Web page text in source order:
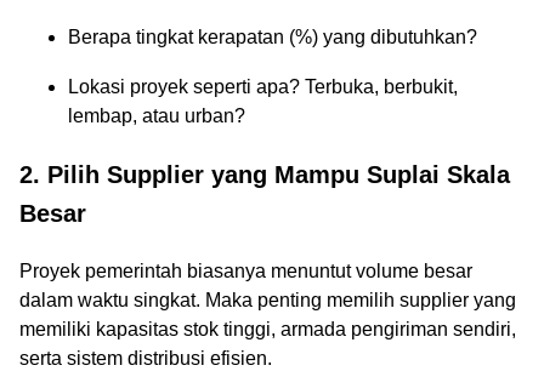
Berapa tingkat kerapatan (%) yang dibutuhkan?
Lokasi proyek seperti apa? Terbuka, berbukit,
lembap, atau urban?
2. Pilih Supplier yang Mampu Suplai Skala
Besar
Proyek pemerintah biasanya menuntut volume besar
dalam waktu singkat. Maka penting memilih supplier yang
memiliki kapasitas stok tinggi, armada pengiriman sendiri,
serta sistem distribusi efisien.